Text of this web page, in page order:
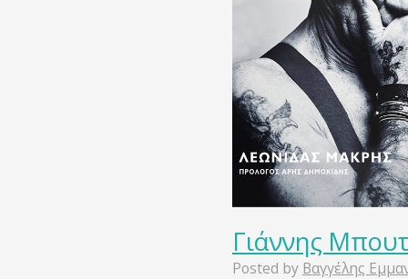
Γιάννης
Posted by Βαγγέλης